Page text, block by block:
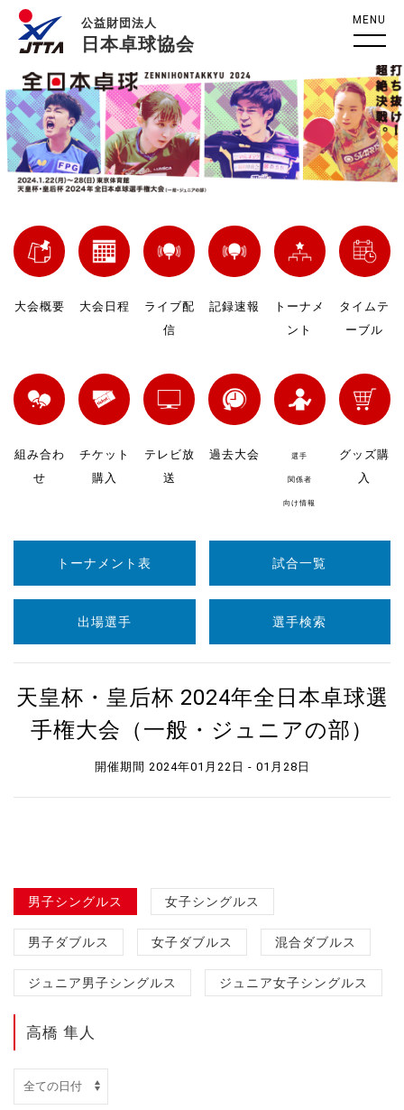
公益財団法人
日本卓球協会
MENU
大会概要 大会日程
ライブ配
信
記録速報
トーナメ
ント
タイムテ
ーブル
組み合わ
せ
チケット
購入
テレビ放
送
過去大会 選手
関係者
向け情報
グッズ購
入
トーナメント表 試合一覧
出場選手 選手検索
天皇杯・皇后杯 2024年全日本卓球選
手権大会（一般・ジュニアの部）
開催期間 2024年01月22日 - 01月28日
男子シングルス 女子シングルス
男子ダブルス 女子ダブルス 混合ダブルス
ジュニア男子シングルス ジュニア女子シングルス
高橋 隼人